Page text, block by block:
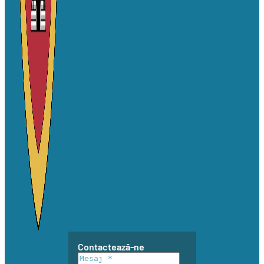
Contactează-ne